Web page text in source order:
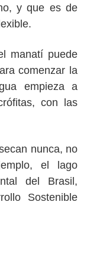
y que es de
manatí puede
comenzar la
empieza a
con las
nunca, no
el lago
del Brasil,
Sostenible